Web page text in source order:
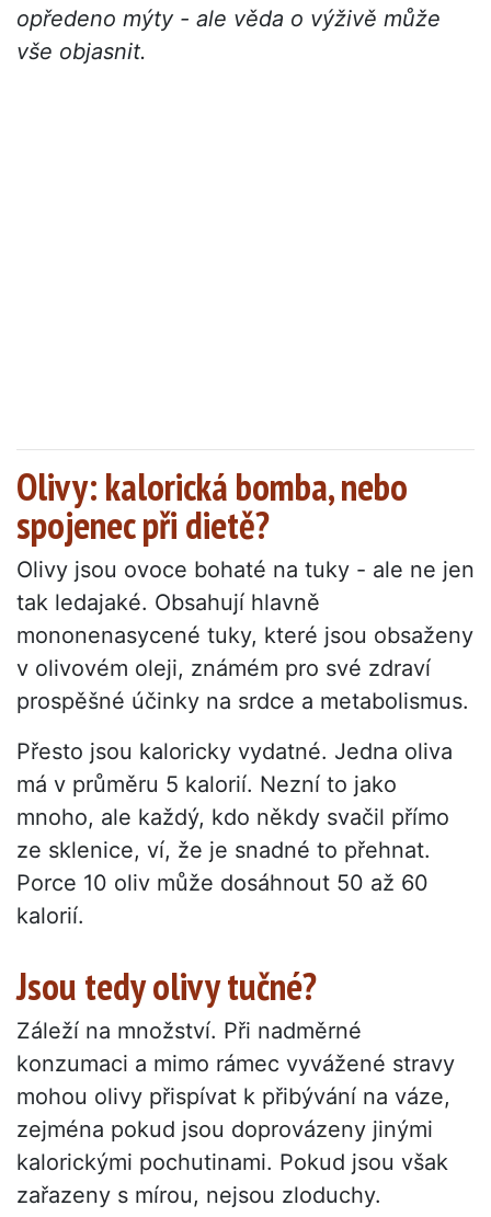
opředeno mýty - ale věda o výživě může
vše objasnit.
Olivy: kalorická bomba, nebo
spojenec při dietě?
Olivy jsou ovoce bohaté na tuky - ale ne jen
tak ledajaké. Obsahují hlavně
mononenasycené tuky, které jsou obsaženy
v olivovém oleji, známém pro své zdraví
prospěšné účinky na srdce a metabolismus.
Přesto jsou kaloricky vydatné. Jedna oliva
má v průměru 5 kalorií. Nezní to jako
mnoho, ale každý, kdo někdy svačil přímo
ze sklenice, ví, že je snadné to přehnat.
Porce 10 oliv může dosáhnout 50 až 60
kalorií.
Jsou tedy olivy tučné?
Záleží na množství. Při nadměrné
konzumaci a mimo rámec vyvážené stravy
mohou olivy přispívat k přibývání na váze,
zejména pokud jsou doprovázeny jinými
kalorickými pochutinami. Pokud jsou však
zařazeny s mírou, nejsou zloduchy.